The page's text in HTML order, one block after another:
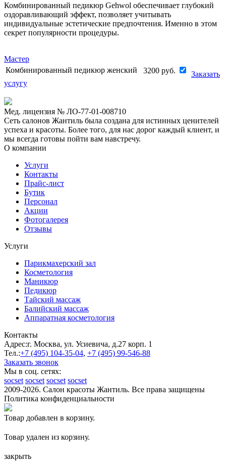
Комбинированный педикюр Gehwol обеспечивает глубокий
оздоравливающий эффект, позволяет учитывать
индивидуальные эстетические предпочтения. Именно в этом
секрет популярности процедуры.
Мастер
Комбинированный педикюр женский
3200 руб.
Заказать
услугу
Мед. лицензия № ЛО-77-01-008710
Сеть салонов Жантиль была создана для истинных ценителей
успеха и красоты. Более того, для нас дорог каждый клиент, и
мы всегда готовы пойти вам навстречу.
О компании
Услуги
Контакты
Прайс-лист
Бутик
Персонал
Акции
Фотогалерея
Отзывы
Услуги
Парикмахерский зал
Косметология
Маникюр
Педикюр
Тайский массаж
Балийский массаж
Аппаратная косметология
Контакты
Адрес:г. Москва, ул. Усиевича, д.27 корп. 1
Тел.:+7 (495) 104-35-04, +7 (495) 99-546-88
Заказать звонок
Мы в соц. сетях:
socset socset socset socset
2009-2026. Салон красоты Жантиль. Все права защищены
Политика конфиденциальности
Товар добавлен в корзину.
Товар удален из корзину.
закрыть